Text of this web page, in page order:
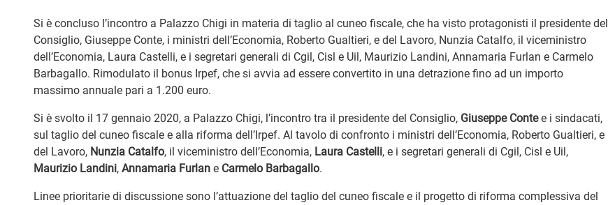
Si è concluso l’incontro a Palazzo Chigi in materia di taglio al cuneo fiscale, che ha visto protagonisti il presidente del
Consiglio, Giuseppe Conte, i ministri dell’Economia, Roberto Gualtieri, e del Lavoro, Nunzia Catalfo, il viceministro
dell’Economia, Laura Castelli, e i segretari generali di Cgil, Cisl e Uil, Maurizio Landini, Annamaria Furlan e Carmelo
Barbagallo. Rimodulato il bonus Irpef, che si avvia ad essere convertito in una detrazione fino ad un importo
massimo annuale pari a 1.200 euro.
Si è svolto il 17 gennaio 2020, a Palazzo Chigi, l’incontro tra il presidente del Consiglio, Giuseppe Contee i sindacati,
sul taglio del cuneo fiscale e alla riforma dell’Irpef. Al tavolo di confronto i ministri dell’Economia, Roberto Gualtieri, e
del Lavoro, Nunzia Catalfo, il viceministro dell’Economia, Laura Castelli, e i segretari generali di Cgil, Cisl e Uil,
Maurizio Landini, Annamaria Furlan e Carmelo Barbagallo.
Linee prioritarie di discussione sono l’attuazione del taglio del cuneo fiscale e il progetto di riforma complessiva del